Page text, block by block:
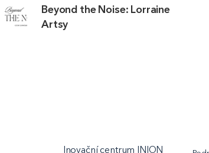
Beyond the Noise: Lorraine
Artsy
Inovační centrum INION